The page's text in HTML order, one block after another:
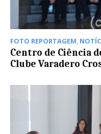
FOTO REPORTAGEM,
Centro de Ciência
Clube Varadero